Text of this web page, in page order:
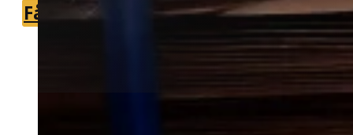
Få et tilbud +45 51 90 85 46